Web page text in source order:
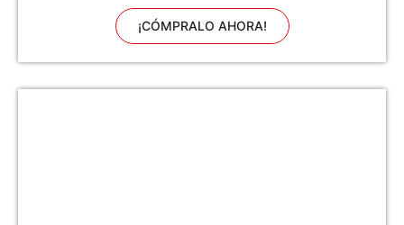
matrimonio, compromiso
¡CÓMPRALO AHORA!